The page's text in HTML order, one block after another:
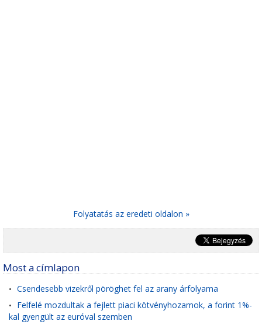
Folyatatás az eredeti oldalon »
Most a címlapon
• Csendesebb vizekről pöröghet fel az arany árfolyama
• Felfelé mozdultak a fejlett piaci kötvényhozamok, a forint 1%-
kal gyengült az euróval szemben